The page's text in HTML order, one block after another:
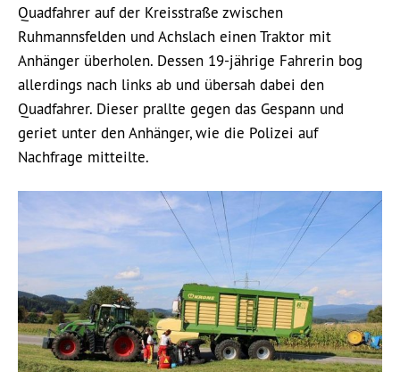
Quadfahrer auf der Kreisstraße zwischen
Ruhmannsfelden und Achslach einen Traktor mit
Anhänger überholen. Dessen 19-jährige Fahrerin bog
allerdings nach links ab und übersah dabei den
Quadfahrer. Dieser prallte gegen das Gespann und
geriet unter den Anhänger, wie die Polizei auf
Nachfrage mitteilte.